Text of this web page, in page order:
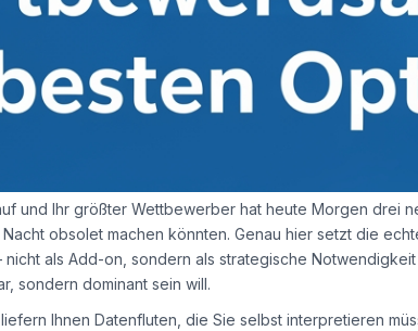
Tools:
2026
und Ihr größter Wettbewerber hat heute Morgen drei
obsolet machen könnten. Genau hier setzt die
nicht als Add-on, sondern als strategische
sondern dominant sein will.
Ihnen Datenfluten, die Sie selbst interpretieren